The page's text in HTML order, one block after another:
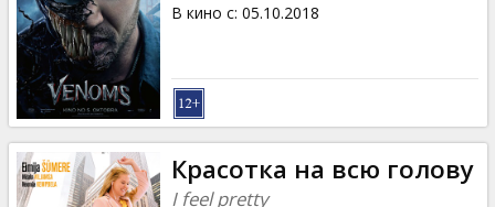
В кино с: 05.10.2018
Красотка на всю голову
I feel pretty